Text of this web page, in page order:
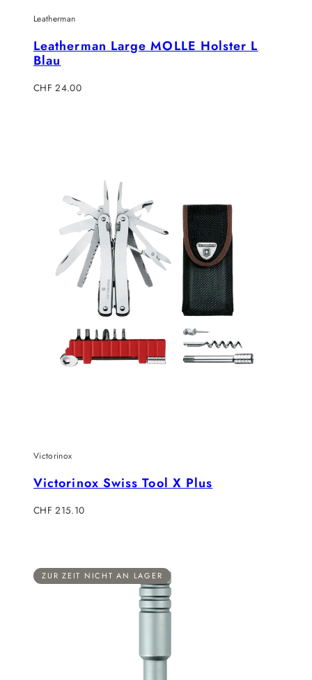
Leatherman
Leatherman Large MOLLE Holster L
Blau
Regulärer
CHF 24.00
Victorinox
Victorinox Swiss Tool X Plus
Verkaufspreis
CHF 215.10
ZUR ZEIT NICHT AN LAGER